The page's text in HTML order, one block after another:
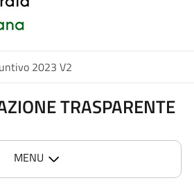
2023 V2
TRASPARENTE
MENU